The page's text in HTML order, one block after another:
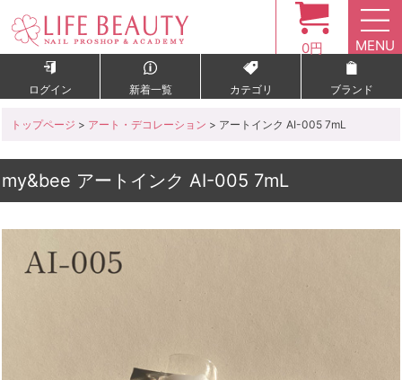
0円 MENU
ログイン 新着一覧 カテゴリ ブランド
トップページ > アート・デコレーション > アートインク AI-005 7mL
my&bee アートインク AI-005 7mL